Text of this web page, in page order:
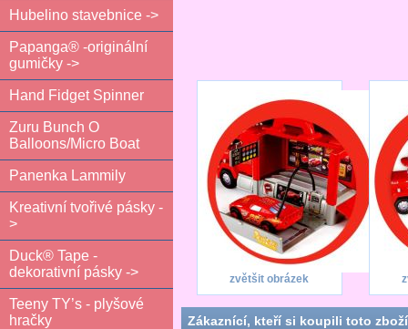
Hubelino stavebnice ->
Papanga® -originální
gumičky ->
Hand Fidget Spinner
Zuru Bunch O
Balloons/Micro Boat
Panenka Lammily
Kreativní tvořivé pásky -
>
Duck® Tape -
dekorativní pásky ->
Teeny TY’s - plyšové
hračky
zvětšit obrázek
Zákaznící, kteří si koupili toto